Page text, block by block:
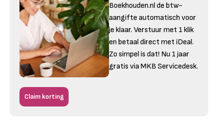
Boekhouden.nl de btw-
aangifte automatisch voor
je klaar. Verstuur met 1 klik
en betaal direct met iDeal.
Zo simpel is dat! Nu 1 jaar
gratis via MKB Servicedesk.
Claim korting